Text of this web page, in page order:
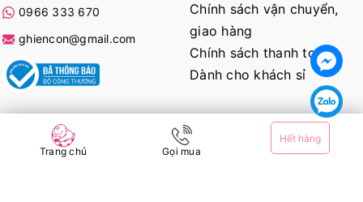
Trang chủ Gọi mua
Hết hàng
0966 333 670
ghiencon@gmail.com
Chính sách vận chuyển,
giao hàng
Chính sách thanh toán
Dành cho khách sỉ
KẾT NỐI VỚI CHÚNG TÔI